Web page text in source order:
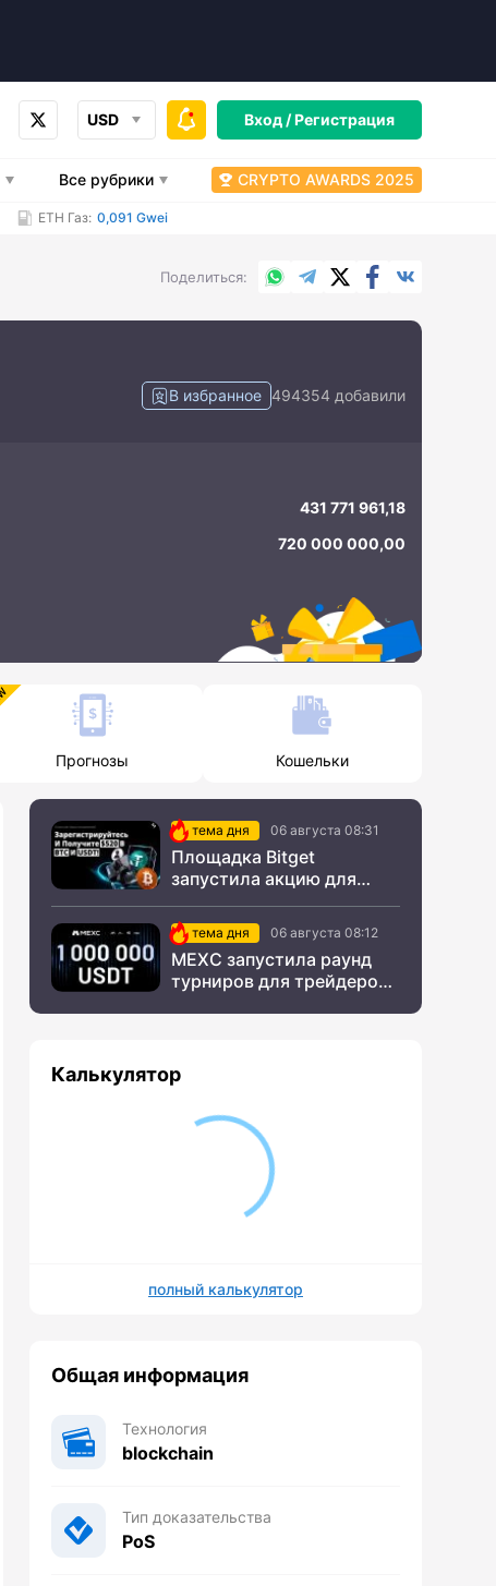
USD Вход /Регистрация
Все рубрики CRYPTO AWARDS 2025
ETH Газ: 0,091 Gwei
Поделиться WhatsApp
TelegramX.comFacebook
В избранное 494354 добавили
431 771 961,18
720 000 000,00
Прогнозы Кошельки
тема дня 06 августа 08:31
Площадка Bitget
запустила акцию для
новых пользователей из
СНГтема дня 06 августа 08:12
MEXC запустила раунд
турниров для трейдеров
Калькулятор
полный калькулятор
Общая информация
Технология
blockchain
Тип доказательства
PoS